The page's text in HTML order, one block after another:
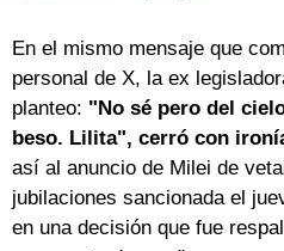
En el mismo mensaje que
personal de X, la ex
planteo: "No sé pero del
beso. Lilita", cerró con
así al anuncio de Milei de
jubilaciones sancionada el
en una decisión que fue